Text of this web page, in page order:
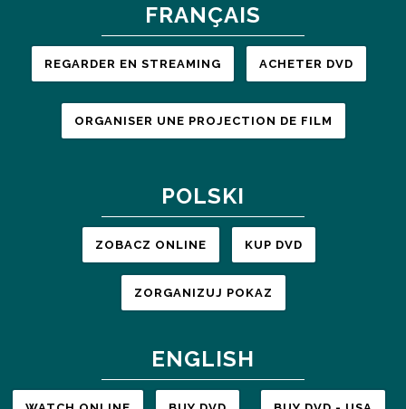
FRANÇAIS
REGARDER EN STREAMING ACHETER DVD
ORGANISER UNE PROJECTION DE FILM
POLSKI
ZOBACZ ONLINE KUP DVD
ZORGANIZUJ POKAZ
ENGLISH